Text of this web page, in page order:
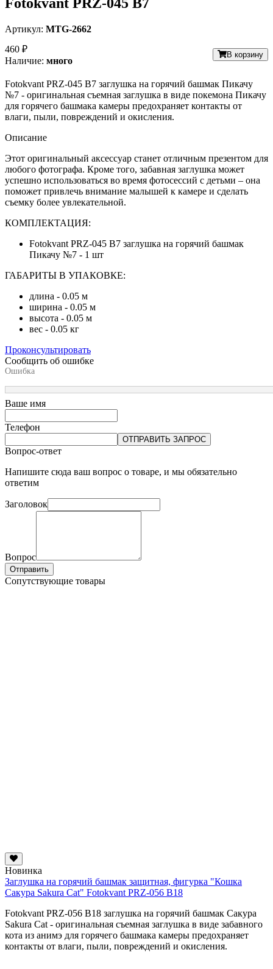
Артикул: MTG-2662
460 ₽
Наличие: много
В корзину
Fotokvant PRZ-045 B7 заглушка на горячий башмак Пикачу
№7 - оригинальная съемная заглушка в виде покемона Пикачу
для горячего башмака камеры предохраняет контакты от
влаги, пыли, повреждений и окисления.
Описание
Этот оригинальный аксессуар станет отличным презентом для
любого фотографа. Кроме того, забавная заглушка может
успешно использоваться во время фотосессий с детьми – она
поможет привлечь внимание малышей к камере и сделать
съемку более увлекательной.
КОМПЛЕКТАЦИЯ:
Fotokvant PRZ-045 B7 заглушка на горячий башмак
Пикачу №7 - 1 шт
ГАБАРИТЫ В УПАКОВКЕ:
длина - 0.05 м
ширина - 0.05 м
высота - 0.05 м
вес - 0.05 кг
Проконсультировать
Сообщить об ошибке
Ошибка
Ваше имя
Телефон
ОТПРАВИТЬ ЗАПРОС
Вопрос-ответ
Напишите сюда ваш вопрос о товаре, и мы обязательно
ответим
Заголовок
Вопрос
Отправить
Сопутствующие товары
Новинка
Заглушка на горячий башмак защитная, фигурка "Кошка
Сакура Sakura Cat" Fotokvant PRZ-056 B18
Fotokvant PRZ-056 B18 заглушка на горячий башмак Сакура
Sakura Cat - оригинальная съемная заглушка в виде забавного
кота из анимэ для горячего башмака камеры предохраняет
контакты от влаги, пыли, повреждений и окисления.